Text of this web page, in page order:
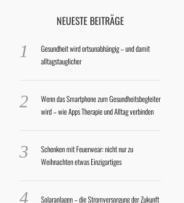
NEUESTE BEITRÄGE
Gesundheit wird ortsunabhängig – und damit
alltagstauglicher
Wenn das Smartphone zum Gesundheitsbegleiter
wird – wie Apps Therapie und Alltag verbinden
Schenken mit Feuerwear: nicht nur zu
Weihnachten etwas Einzigartiges
Solaranlagen – die Stromversorgung der Zukunft